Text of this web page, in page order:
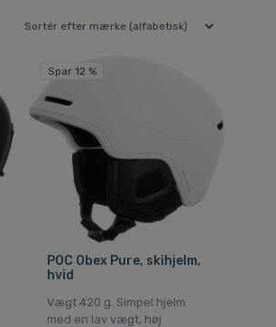
Spar 12 %
POC Obex Pure, skihjelm,
hvid
Vægt 420 g. Simpel hjelm
med en lav vægt, høj